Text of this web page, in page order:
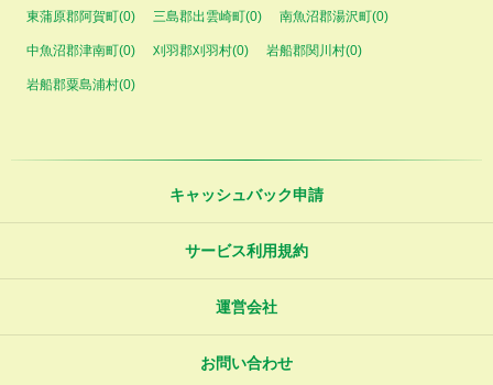
東蒲原郡阿賀町(0) 三島郡出雲崎町(0) 南魚沼郡湯沢町(0)
中魚沼郡津南町(0) 刈羽郡刈羽村(0) 岩船郡関川村(0)
岩船郡粟島浦村(0)
キャッシュバック申請
サービス利用規約
運営会社
お問い合わせ